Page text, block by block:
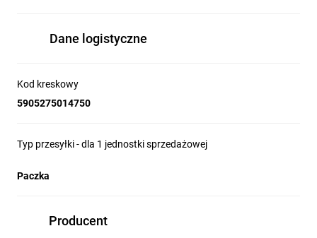
Dane logistyczne
Kod kreskowy
5905275014750
Typ przesyłki - dla 1 jednostki sprzedażowej
Paczka
Producent